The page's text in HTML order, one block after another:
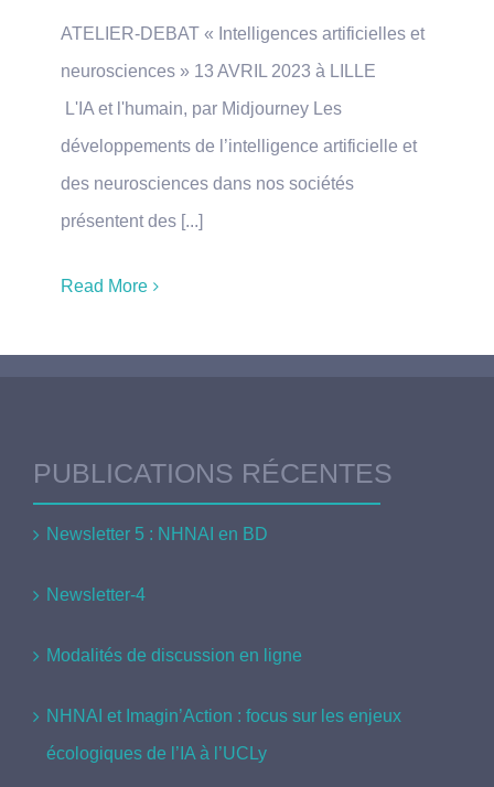
ATELIER-DEBAT « Intelligences artificielles et
neurosciences » 13 AVRIL 2023 à LILLE
L'IA et l'humain, par Midjourney Les
développements de l’intelligence artificielle et
des neurosciences dans nos sociétés
présentent des [...]
Read More
PUBLICATIONS RÉCENTES
Newsletter 5 : NHNAI en BD
Newsletter-4
Modalités de discussion en ligne
NHNAI et Imagin’Action : focus sur les enjeux
écologiques de l’IA à l’UCLy